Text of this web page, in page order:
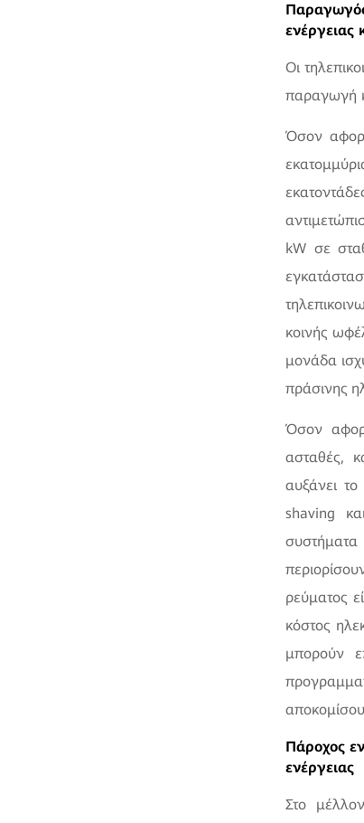
ενέργειας
Οι
παραγωγή
Όσον
kW σε
κοινής
μονάδα
πράσινης
Όσον
ασταθές,
αυξάνει
shaving
ρεύματος
κόστος
μπορούν
Πάροχος
ενέργειας
Στο